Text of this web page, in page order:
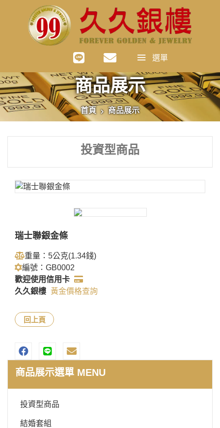
選單
商品展示
首頁 商品展示
商品展示選單 MENU
投資型商品
結婚套組
投資型商品
瑞士聯銀金條
重量：5公克(1.34錢)
編號：GB0002
歡迎使用信用卡
久久銀樓 黃金價格查詢
回上頁